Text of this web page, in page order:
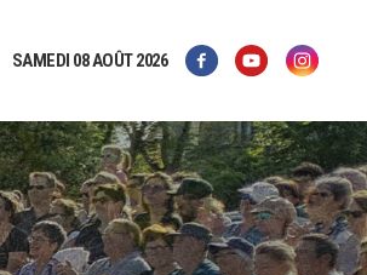
SAMEDI 08 AOÛT 2026